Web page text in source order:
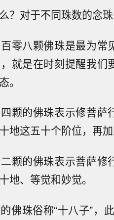
？对于不同珠数的念
零八颗佛珠是最为
就是在时刻提醒我
。
颗的佛珠表示修菩萨
地这五十个阶位，再加
颗的佛珠表示菩萨修
地、等觉和妙觉。
佛珠俗称“十八子”，